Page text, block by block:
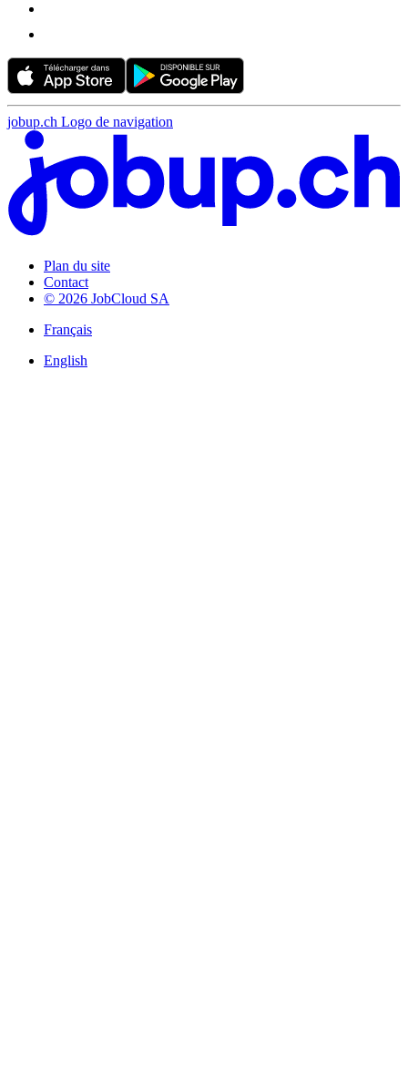
jobup.ch Logo de navigation
Plan du site
Contact
© 2026 JobCloud SA
Français
English